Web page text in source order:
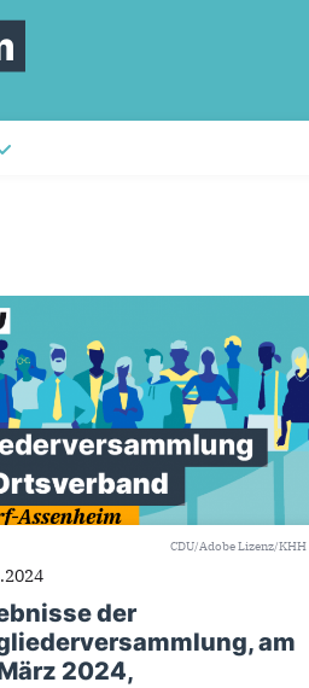
CDU/Adobe Lizenz/KHH
der
am
2024,